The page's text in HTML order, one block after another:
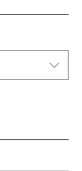
Puszczy
Fenomen